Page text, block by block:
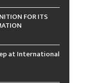
FOR ITS
at International